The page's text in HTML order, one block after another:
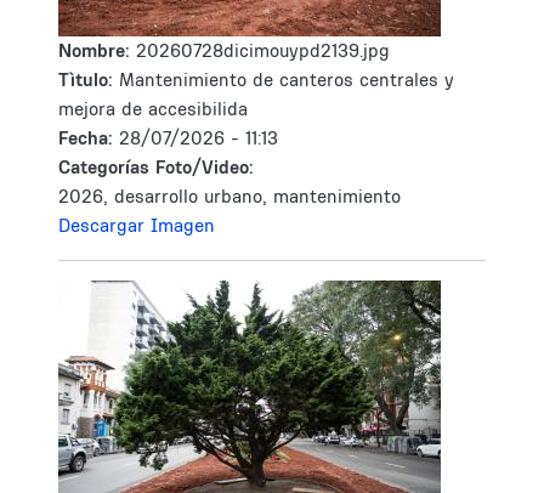
Nombre: 20260728dicimouypd2139.jpg
Tìtulo: Mantenimiento de canteros centrales y
mejora de accesibilida
Fecha: 28/07/2026 - 11:13
Categorías Foto/Video:
2026, desarrollo urbano, mantenimiento
Descargar Imagen